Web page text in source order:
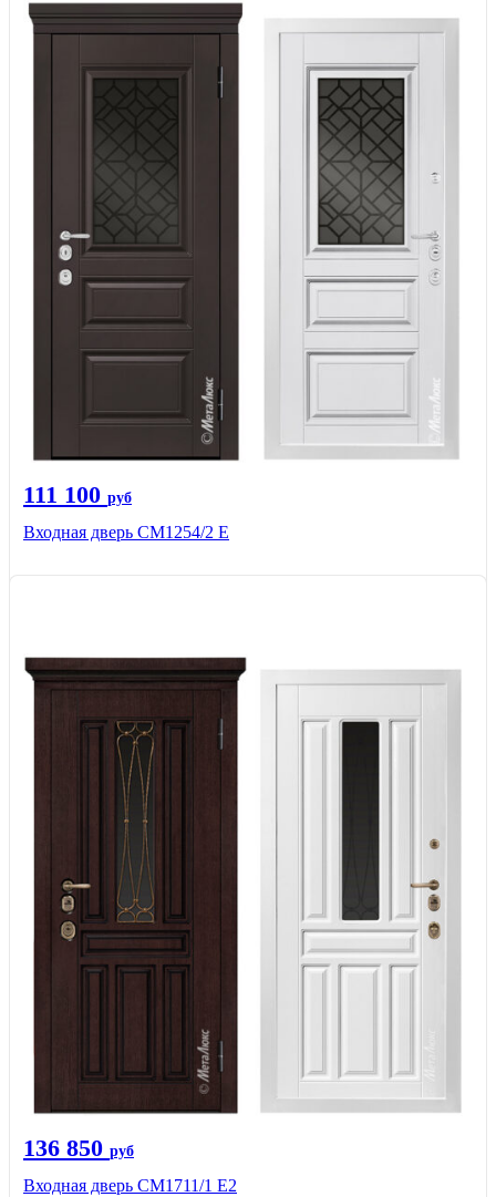
111 100 руб
Входная дверь СМ1254/2 E
136 850 руб
Входная дверь CМ1711/1 Е2